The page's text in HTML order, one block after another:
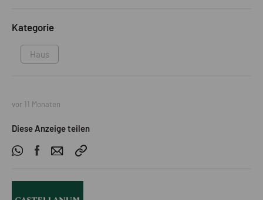
Kategorie
Haus
vor 11 Monaten
Diese Anzeige teilen